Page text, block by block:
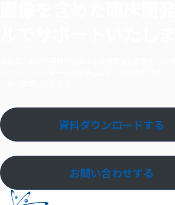
資料ダウンロードする
お問い合わせする